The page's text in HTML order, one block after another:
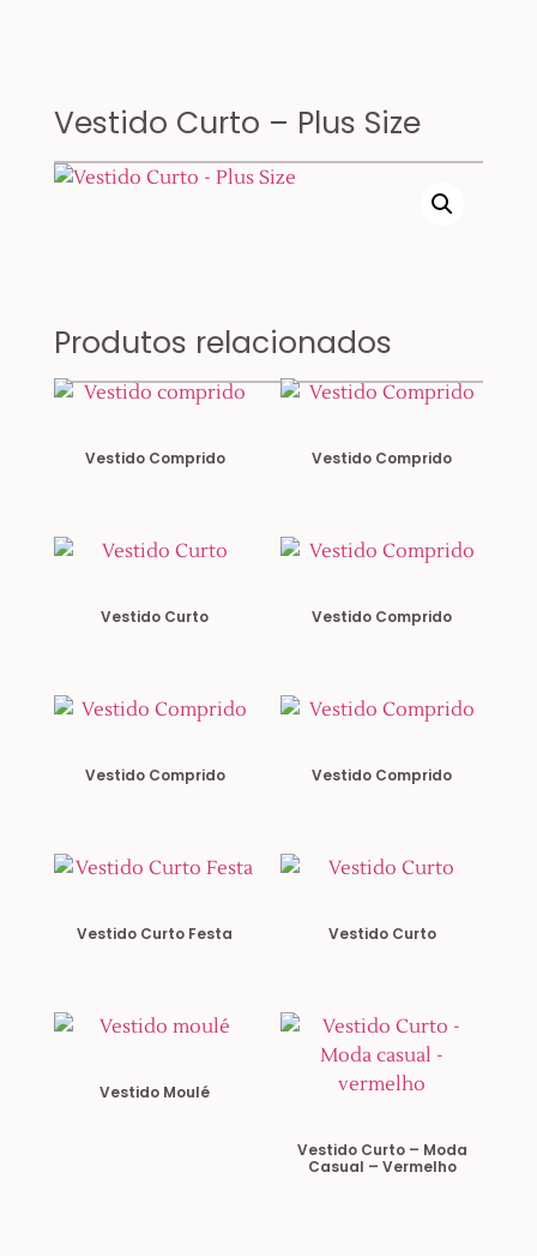
Vestido Curto – Plus Size
Produtos relacionados
Vestido Comprido Vestido Comprido
Vestido Curto Vestido Comprido
Vestido Comprido Vestido Comprido
Vestido Curto Festa Vestido Curto
Vestido Moulé
Vestido Curto – Moda
Casual – Vermelho